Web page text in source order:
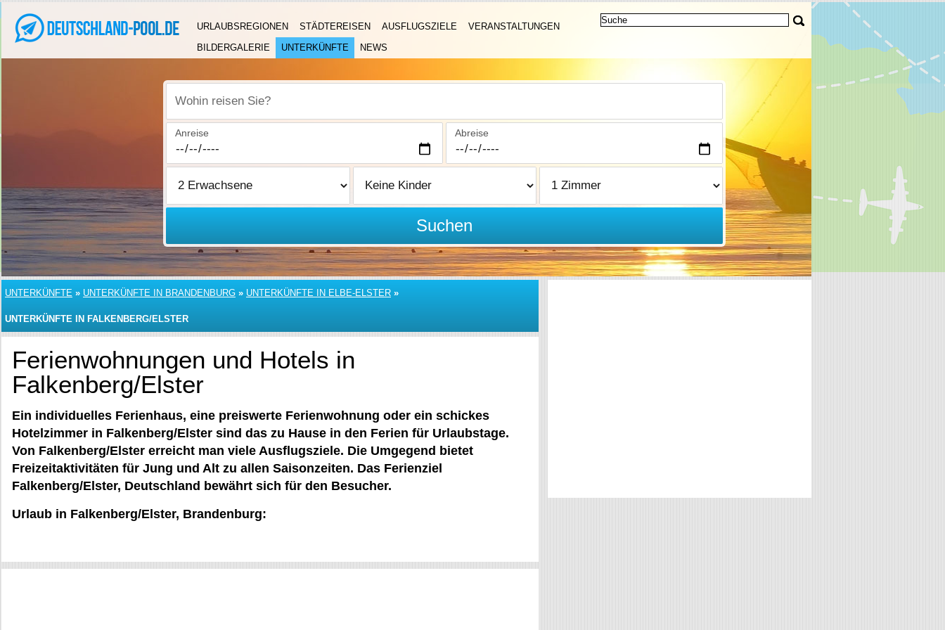
URLAUBSREGIONEN STÄDTEREISEN AUSFLUGSZIELE
VERANSTALTUNGEN
BILDERGALERIE
UNTERKÜNFTE NEWS
Wohin reisen Sie?
Anreise Abreise
Suchen
UNTERKÜNFTE » UNTERKÜNFTE IN BRANDENBURG » UNTERKÜNFTE IN ELBE-ELSTER »
UNTERKÜNFTE IN FALKENBERG/ELSTER
Ferienwohnungen und Hotels in
Falkenberg/Elster
Ein individuelles Ferienhaus, eine preiswerte Ferienwohnung oder ein schickes
Hotelzimmer in Falkenberg/Elster sind das zu Hause in den Ferien für Urlaubstage.
Von Falkenberg/Elster erreicht man viele Ausflugsziele. Die Umgegend bietet
Freizeitaktivitäten für Jung und Alt zu allen Saisonzeiten. Das Ferienziel
Falkenberg/Elster, Deutschland bewährt sich für den Besucher.
Urlaub in Falkenberg/Elster, Brandenburg: